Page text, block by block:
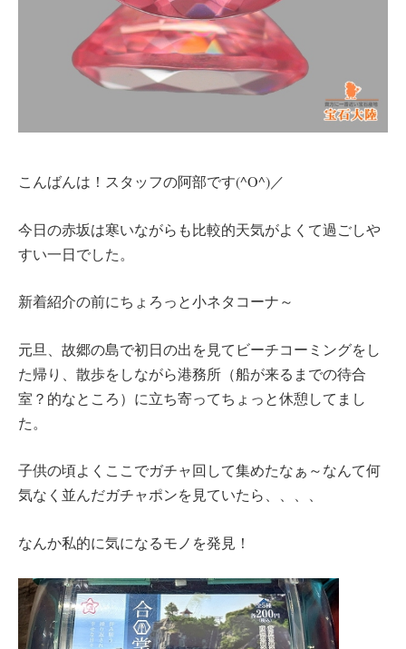
こんばんは！スタッフの阿部です(^O^)／
今日の赤坂は寒いながらも比較的天気がよくて過ごしや
すい一日でした。
新着紹介の前にちょろっと小ネタコーナ～
元旦、故郷の島で初日の出を見てビーチコーミングをし
た帰り、散歩をしながら港務所（船が来るまでの待合
室？的なところ）に立ち寄ってちょっと休憩してまし
た。
子供の頃よくここでガチャ回して集めたなぁ～なんて何
気なく並んだガチャポンを見ていたら、、、、
なんか私的に気になるモノを発見！